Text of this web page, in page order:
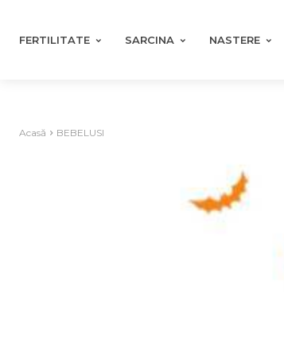
FERTILITATE SARCINA NASTERE
Acasă BEBELUSI